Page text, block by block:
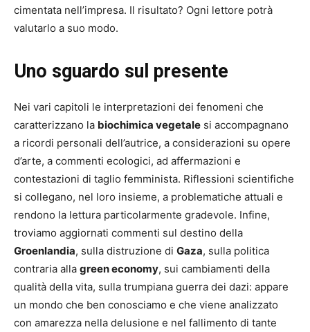
cimentata nell’impresa. Il risultato? Ogni lettore potrà
valutarlo a suo modo.
Uno sguardo sul presente
Nei vari capitoli le interpretazioni dei fenomeni che
caratterizzano la biochimica vegetale si accompagnano
a ricordi personali dell’autrice, a considerazioni su opere
d’arte, a commenti ecologici, ad affermazioni e
contestazioni di taglio femminista. Riflessioni scientifiche
si collegano, nel loro insieme, a problematiche attuali e
rendono la lettura particolarmente gradevole. Infine,
troviamo aggiornati commenti sul destino della
Groenlandia, sulla distruzione di Gaza, sulla politica
contraria alla green economy, sui cambiamenti della
qualità della vita, sulla trumpiana guerra dei dazi: appare
un mondo che ben conosciamo e che viene analizzato
con amarezza nella delusione e nel fallimento di tante